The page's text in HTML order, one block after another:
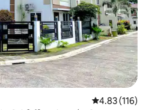
5 ರಲ್ಲಿ 4.83
4.83 (116)